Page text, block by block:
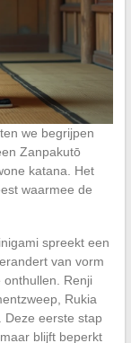
we begrijpen
Zanpakutō
katana. Het
waarmee de
spreekt een
van vorm
Renji
Rukia
Deze eerste stap
blijft beperkt